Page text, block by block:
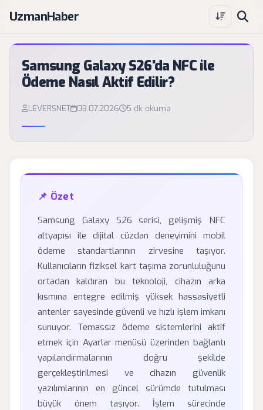
UzmanHaber
Samsung Galaxy S26'da NFC ile
Ödeme Nasıl Aktif Edilir?
LEVERSNET 03.07.2026 5 dk okuma
📌 Özet
Samsung Galaxy S26 serisi, gelişmiş NFC
altyapısı ile dijital cüzdan deneyimini mobil
ödeme standartlarının zirvesine taşıyor.
Kullanıcıların fiziksel kart taşıma zorunluluğunu
ortadan kaldıran bu teknoloji, cihazın arka
kısmına entegre edilmiş yüksek hassasiyetli
antenler sayesinde güvenli ve hızlı işlem imkanı
sunuyor. Temassız ödeme sistemlerini aktif
etmek için Ayarlar menüsü üzerinden bağlantı
yapılandırmalarının doğru şekilde
gerçekleştirilmesi ve cihazın güvenlik
yazılımlarının en güncel sürümde tutulması
büyük önem taşıyor. İşlem sürecinde